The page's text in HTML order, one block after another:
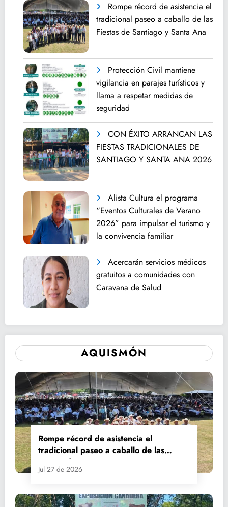
Rompe récord de asistencia el
tradicional paseo a caballo de las
Fiestas de Santiago y Santa Ana
Protección Civil mantiene
vigilancia en parajes turísticos y
llama a respetar medidas de
seguridad
CON ÉXITO ARRANCAN LAS
FIESTAS TRADICIONALES DE
SANTIAGO Y SANTA ANA 2026
Alista Cultura el programa
“Eventos Culturales de Verano
2026” para impulsar el turismo y
la convivencia familiar
Acercarán servicios médicos
gratuitos a comunidades con
Caravana de Salud
AQUISMÓN
Rompe récord de asistencia el
tradicional paseo a caballo de las
Fiestas de Santiago y Santa Ana
Jul 27 de 2026